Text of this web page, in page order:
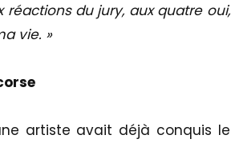
du jury, aux quatre oui,
vie. »
artiste avait déjà conquis le